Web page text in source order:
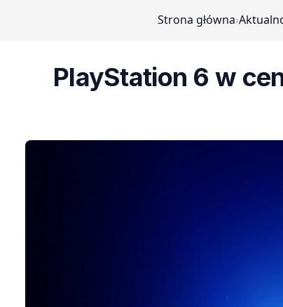
Strona główna›
PlayStation 6 w